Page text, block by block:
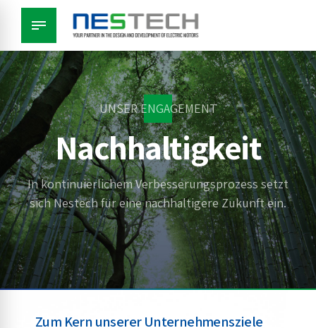
UNSER ENGAGEMENT
Nachhaltigkeit
In kontinuierlichem Verbesserungsprozess setzt
sich Nestech für eine nachhaltigere Zukunft ein.
Zum Kern unserer Unternehmensziele